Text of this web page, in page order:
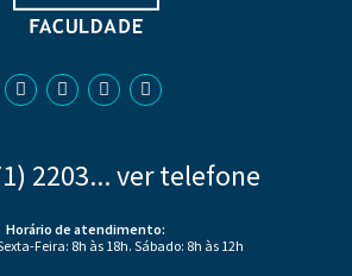
2203... ver telefone
Horário de atendimento:
Feira: 8h às 18h. Sábado: 8h às 12h